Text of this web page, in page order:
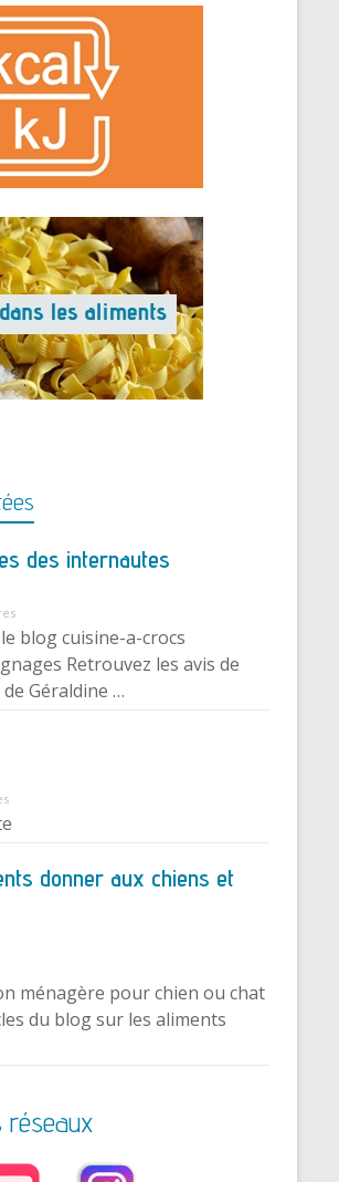
des internautes
blog cuisine-a-crocs
Retrouvez les avis de
Géraldine …
donner aux chiens et
ménagère pour chien ou chat
du blog sur les aliments
réseaux